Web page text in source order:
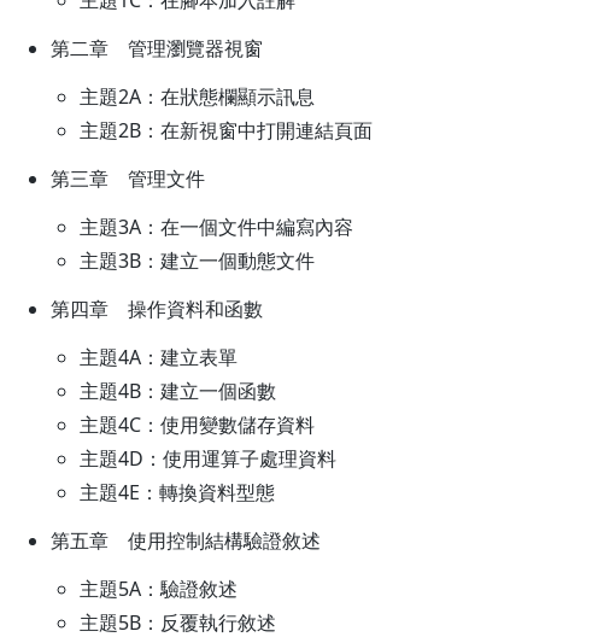
第二章 管理瀏覽器視窗
主題2A：在狀態欄顯示訊息
主題2B：在新視窗中打開連結頁面
第三章 管理文件
主題3A：在一個文件中編寫內容
主題3B：建立一個動態文件
第四章 操作資料和函數
主題4A：建立表單
主題4B：建立一個函數
主題4C：使用變數儲存資料
主題4D：使用運算子處理資料
主題4E：轉換資料型態
第五章 使用控制結構驗證敘述
主題5A：驗證敘述
主題5B：反覆執行敘述